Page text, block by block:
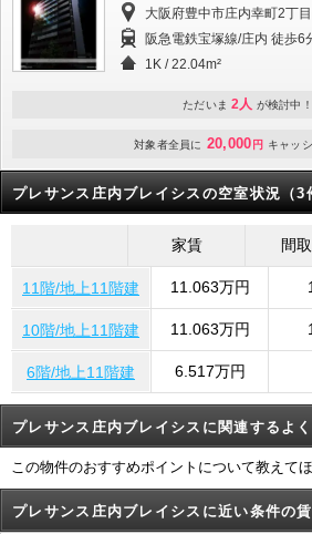
大阪府豊中市庄内幸町2丁目
阪急電鉄宝塚線/庄内 徒歩6
1K /22.04m²
ただいま 2人 が検討中！
対象者全員に 20,000 円 キャッ
プレサンス庄内ブレイシスの空室状況（3
家賃 間
11階/地上11階建 11.063万円
10階/地上11階建 11.063万円
6階/地上11階建 6.517万円
プレサンス庄内ブレイシスに関連するよ
この物件のおすすめポイントについて教えて
プレサンス庄内ブレイシスに近い条件の